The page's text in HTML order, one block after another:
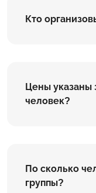
Кто
Цены указаны
человек?
По сколько
группы?